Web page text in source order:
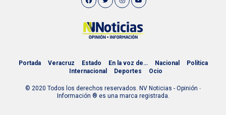
Portada Veracruz Estado En la voz de… Nacional
Política
Internacional
Deportes Ocio
© 2020 Todos los derechos reservados. NV Noticias - Opinión ∙
Información ® es una marca registrada.